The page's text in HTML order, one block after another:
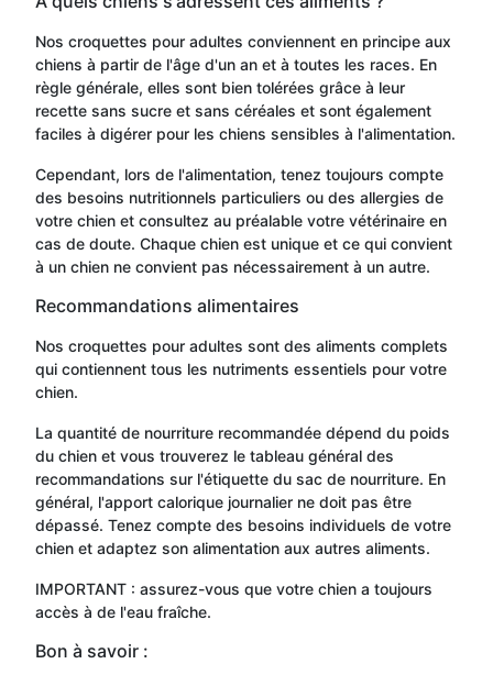
Nos croquettes pour adultes conviennent en principe aux
chiens à partir de l'âge d'un an et à toutes les races. En
règle générale, elles sont bien tolérées grâce à leur
recette sans sucre et sans céréales et sont également
faciles à digérer pour les chiens sensibles à l'alimentation.
Cependant, lors de l'alimentation, tenez toujours compte
des besoins nutritionnels particuliers ou des allergies de
votre chien et consultez au préalable votre vétérinaire en
cas de doute. Chaque chien est unique et ce qui convient
à un chien ne convient pas nécessairement à un autre.
Recommandations alimentaires
Nos croquettes pour adultes sont des aliments complets
qui contiennent tous les nutriments essentiels pour votre
chien.
La quantité de nourriture recommandée dépend du poids
du chien et vous trouverez le tableau général des
recommandations sur l'étiquette du sac de nourriture. En
général, l'apport calorique journalier ne doit pas être
dépassé. Tenez compte des besoins individuels de votre
chien et adaptez son alimentation aux autres aliments.
IMPORTANT : assurez-vous que votre chien a toujours
accès à de l'eau fraîche.
Bon à savoir :